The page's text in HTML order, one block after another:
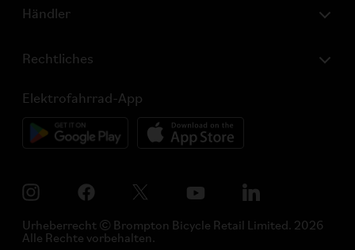
Händler
Rechtliches
Elektrofahrrad-App
Urheberrecht © Brompton Bicycle Retail Limited. 2026
Alle Rechte vorbehalten.